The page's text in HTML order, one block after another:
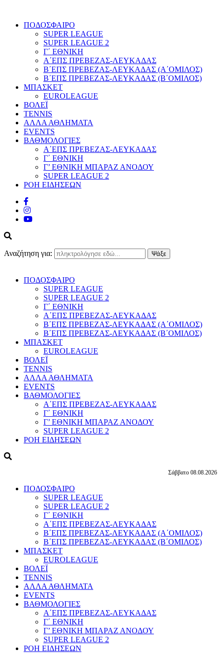
ΠΟΔΟΣΦΑΙΡΟ
SUPER LEAGUE
SUPER LEAGUE 2
Γ΄ ΕΘΝΙΚΗ
Α΄ΕΠΣ ΠΡΕΒΕΖΑΣ-ΛΕΥΚΑΔΑΣ
Β΄ΕΠΣ ΠΡΕΒΕΖΑΣ-ΛΕΥΚΑΔΑΣ (Α΄ΟΜΙΛΟΣ)
Β΄ΕΠΣ ΠΡΕΒΕΖΑΣ-ΛΕΥΚΑΔΑΣ (Β΄ΟΜΙΛΟΣ)
ΜΠΑΣΚΕΤ
EUROLEAGUE
ΒΟΛΕΪ
TENNIS
ΑΛΛΑ ΑΘΛΗΜΑΤΑ
EVENTS
ΒΑΘΜΟΛΟΓΙΕΣ
Α΄ΕΠΣ ΠΡΕΒΕΖΑΣ-ΛΕΥΚΑΔΑΣ
Γ΄ ΕΘΝΙΚΗ
Γ’ ΕΘΝΙΚΗ ΜΠΑΡΑΖ ΑΝΟΔΟΥ
SUPER LEAGUE 2
ΡΟΗ ΕΙΔΗΣΕΩΝ
Αναζήτηση για:
ΠΟΔΟΣΦΑΙΡΟ
SUPER LEAGUE
SUPER LEAGUE 2
Γ΄ ΕΘΝΙΚΗ
Α΄ΕΠΣ ΠΡΕΒΕΖΑΣ-ΛΕΥΚΑΔΑΣ
Β΄ΕΠΣ ΠΡΕΒΕΖΑΣ-ΛΕΥΚΑΔΑΣ (Α΄ΟΜΙΛΟΣ)
Β΄ΕΠΣ ΠΡΕΒΕΖΑΣ-ΛΕΥΚΑΔΑΣ (Β΄ΟΜΙΛΟΣ)
ΜΠΑΣΚΕΤ
EUROLEAGUE
ΒΟΛΕΪ
TENNIS
ΑΛΛΑ ΑΘΛΗΜΑΤΑ
EVENTS
ΒΑΘΜΟΛΟΓΙΕΣ
Α΄ΕΠΣ ΠΡΕΒΕΖΑΣ-ΛΕΥΚΑΔΑΣ
Γ΄ ΕΘΝΙΚΗ
Γ’ ΕΘΝΙΚΗ ΜΠΑΡΑΖ ΑΝΟΔΟΥ
SUPER LEAGUE 2
ΡΟΗ ΕΙΔΗΣΕΩΝ
Σάββατο 08.08.2026
ΠΟΔΟΣΦΑΙΡΟ
SUPER LEAGUE
SUPER LEAGUE 2
Γ΄ ΕΘΝΙΚΗ
Α΄ΕΠΣ ΠΡΕΒΕΖΑΣ-ΛΕΥΚΑΔΑΣ
Β΄ΕΠΣ ΠΡΕΒΕΖΑΣ-ΛΕΥΚΑΔΑΣ (Α΄ΟΜΙΛΟΣ)
Β΄ΕΠΣ ΠΡΕΒΕΖΑΣ-ΛΕΥΚΑΔΑΣ (Β΄ΟΜΙΛΟΣ)
ΜΠΑΣΚΕΤ
EUROLEAGUE
ΒΟΛΕΪ
TENNIS
ΑΛΛΑ ΑΘΛΗΜΑΤΑ
EVENTS
ΒΑΘΜΟΛΟΓΙΕΣ
Α΄ΕΠΣ ΠΡΕΒΕΖΑΣ-ΛΕΥΚΑΔΑΣ
Γ΄ ΕΘΝΙΚΗ
Γ’ ΕΘΝΙΚΗ ΜΠΑΡΑΖ ΑΝΟΔΟΥ
SUPER LEAGUE 2
ΡΟΗ ΕΙΔΗΣΕΩΝ